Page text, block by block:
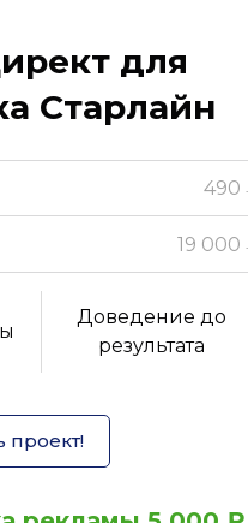
для
Старлайн
490
19 000
Доведение до
результата
проект!